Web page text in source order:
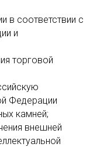
в соответствии с
и
торговой
Федерации
камней;
внешней